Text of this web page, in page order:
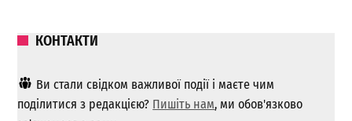
КОНТАКТИ
Ви стали свідком важливої ​​події і маєте чим
поділитися з редакцією? Пишіть нам, ми обов'язково